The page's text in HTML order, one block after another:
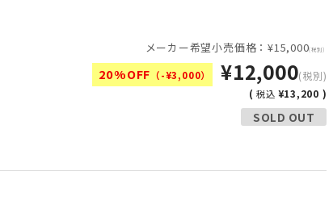
メーカー希望小売価格：¥15,000(税別)
20%OFF （-¥3,000） ¥12,000(税別)
(税込 ¥13,200 )
SOLD OUT